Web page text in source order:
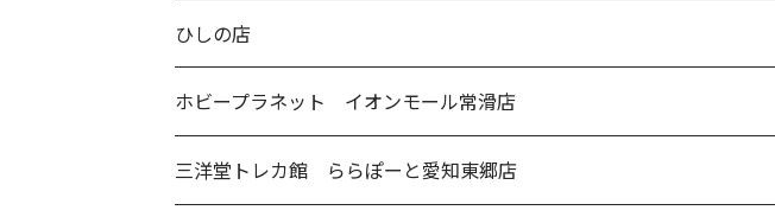
ひしの店
ホビープラネット イオンモール常滑店
三洋堂トレカ館 ららぽーと愛知東郷店